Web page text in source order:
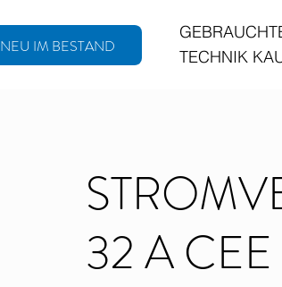
TECHNIK
NEU IM BESTAND
32 A CEE